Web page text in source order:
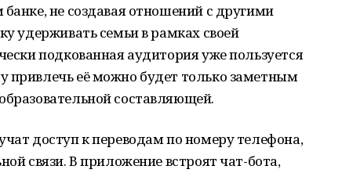
не создавая отношений с другими
удерживать семьи в рамках своей
подкованная аудитория уже пользуется
привлечь её можно будет только заметным
составляющей.
доступ к переводам по номеру телефона,
связи. В приложение встроят чат-бота,